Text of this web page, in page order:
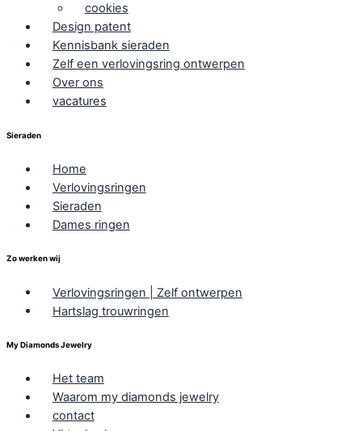
cookies
Design patent
Kennisbank sieraden
Zelf een verlovingsring ontwerpen
Over ons
vacatures
Sieraden
Home
Verlovingsringen
Sieraden
Dames ringen
Zo werken wij
Verlovingsringen | Zelf ontwerpen
Hartslag trouwringen
My Diamonds Jewelry
Het team
Waarom my diamonds jewelry
contact